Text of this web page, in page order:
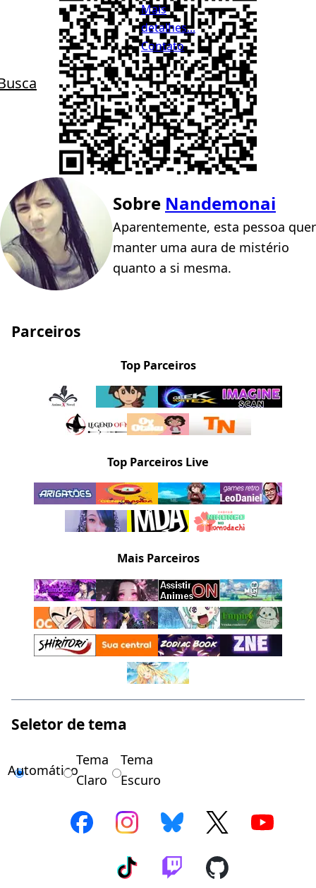
Mais
detalhes...
Contato
Sobre Nandemonai
Aparentemente, esta pessoa quer
manter uma aura de mistério
quanto a si mesma.
Parceiros
Top Parceiros
Top Parceiros Live
Mais Parceiros
Seletor de tema
Automático
Tema
Claro
Tema
Escuro